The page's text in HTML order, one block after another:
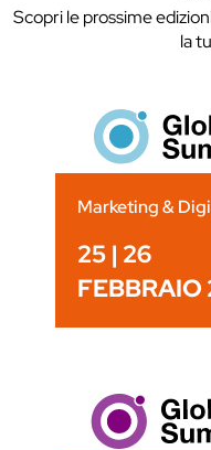
Scopri le prossime
la
Marketing &
25 | 26
FEBBRAIO